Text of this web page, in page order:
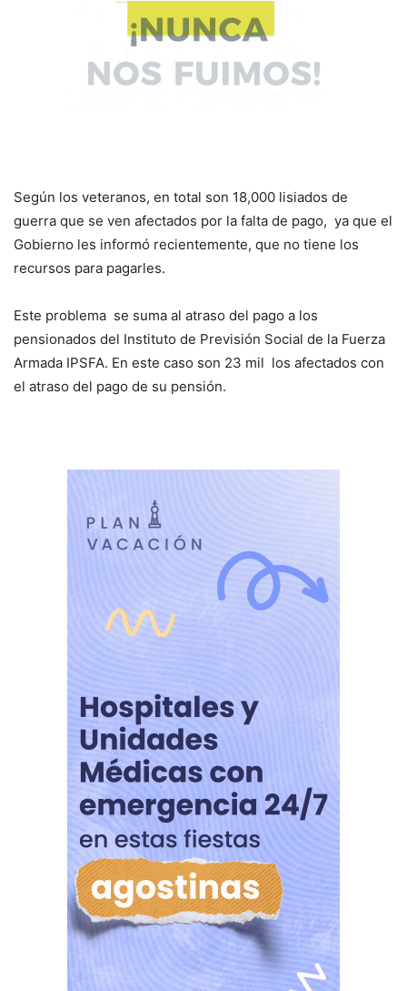
Según los veteranos, en total son 18,000 lisiados de
guerra que se ven afectados por la falta de pago, ya que el
Gobierno les informó recientemente, que no tiene los
recursos para pagarles.
Este problema se suma al atraso del pago a los
pensionados del Instituto de Previsión Social de la Fuerza
Armada IPSFA. En este caso son 23 mil los afectados con
el atraso del pago de su pensión.